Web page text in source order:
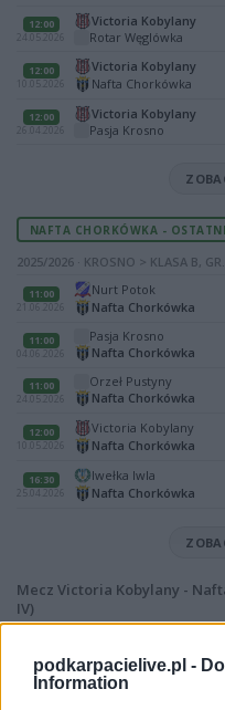
podkarpacielive.pl -
Information
12:00
24.05.2026
Victoria Kobylany
Rotar Węglówka
12:00
10.05.2026
Victoria Kobylany
Nafta Chorkówka
12:00
26.04.2026
Victoria Kobylany
Pasja Krosno
NAFTA CHORKÓWKA -
2025/2026 · KROSNO > KLASA B,
11:00
21.06.2026
Nurt Potok
Nafta Chorkówka
11:00
04.06.2026
Pasja Krosno
Nafta Chorkówka
11:00
24.05.2026
Orzeł Pustyny
Nafta Chorkówka
12:00
10.05.2026
Victoria Kobylany
Nafta Chorkówka
16:30
25.04.2026
Iwełka Iwla
Nafta Chorkówka
Mecz Victoria Kobylany -
IV)
zostanie w ramach Krosno >
gr. IV).